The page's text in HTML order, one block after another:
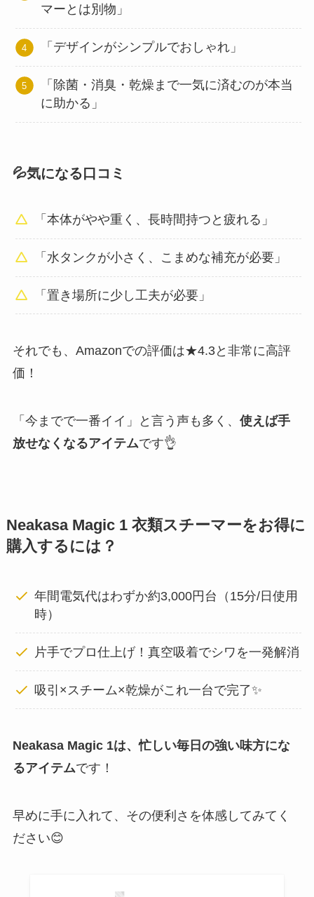
マーとは別物」
「デザインがシンプルでおしゃれ」
「除菌・消臭・乾燥まで一気に済むのが本当
に助かる」
💦気になる口コミ
「本体がやや重く、長時間持つと疲れる」
「水タンクが小さく、こまめな補充が必要」
「置き場所に少し工夫が必要」
それでも、Amazonでの評価は★4.3と非常に高評
価！
「今までで一番イイ」と言う声も多く、 使えば手
放せなくなるアイテムです👌
Neakasa Magic 1 衣類スチーマーをお得に
購入するには？
年間電気代はわずか約3,000円台（15分/日使用
時）
片手でプロ仕上げ！真空吸着でシワを一発解消
吸引×スチーム×乾燥がこれ一台で完了✨
Neakasa Magic 1は、忙しい毎日の強い味方にな
るアイテムです！
早めに手に入れて、その便利さを体感してみてく
ださい😊